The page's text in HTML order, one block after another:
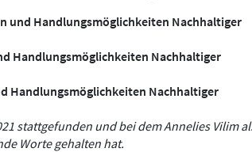
und Handlungsmöglichkeiten Nachhaltiger
Handlungsmöglichkeiten Nachhaltiger
Handlungsmöglichkeiten Nachhaltiger
stattgefunden und bei dem Annelies Vilim
Worte gehalten hat.